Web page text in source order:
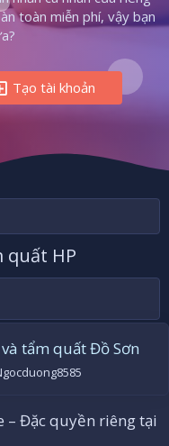
toàn miễn phí, vậy bạn
Tạo tài khoản
quất HP
tẩm quất Đồ Sơn
– Đặc quyền riêng tại